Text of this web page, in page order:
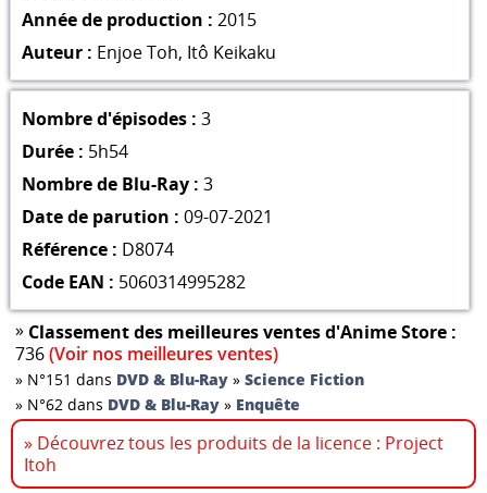
Année de production : 2015
Auteur : Enjoe Toh, Itô Keikaku
Nombre d'épisodes : 3
Durée : 5h54
Nombre de Blu-Ray : 3
Date de parution : 09-07-2021
Référence : D8074
Code EAN : 5060314995282
» Classement des meilleures ventes d'Anime Store :
736(Voir nos meilleures ventes)
» N°151 dans DVD & Blu-Ray »Science Fiction
» N°62 dans DVD & Blu-Ray » Enquête
» Découvrez tous les produits de la licence : Project
Itoh